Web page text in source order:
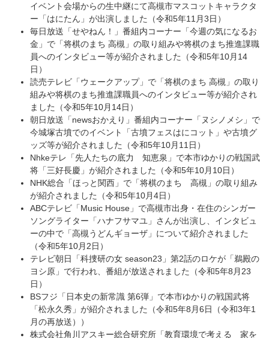
イベント会場からの生中継にて高槻市マスコットキャラクタ
ー「はにたん」が出演しました（令和5年11月3日）
毎日放送「せやねん！」番組内コーナー「今週の気になるお
金」で「将棋のまち 高槻」の取り組みや将棋のまち推進課職
員へのインタビュー等が紹介されました（令和5年10月14
日）
読売テレビ「ウェークアップ」で「将棋のまち 高槻」の取り
組みや将棋のまち推進課職員へのインタビュー等が紹介され
ました（令和5年10月14日）
朝日放送「newsおかえり」番組内コーナー「ヌシノメシ」で
今城塚古墳でのイベント「古墳フェスはにコット」や古墳グ
ッズ等が紹介されました（令和5年10月11日）
Nhkeテレ「先人たちの底力 知恵泉」で本市ゆかりの戦国武
将「三好長慶」が紹介されました（令和5年10月10日）
NHK総合「ほっと関西」で「将棋のまち 高槻」の取り組み
が紹介されました（令和5年10月4日）
ABCテレビ「Music House」で高槻市出身・在住のシンガー
ソングライター「ハナフサマユ」さんが出演し、インタビュ
ーの中で「高槻うどんギョーザ」について紹介されました
（令和5年10月2日）
テレビ朝日「科捜研の女 season23」第2話のロケが「鵜殿の
ヨシ原」で行われ、番組が放送されました（令和5年8月23
日）
BSフジ「日本史の新常識 第6弾」で本市ゆかりの戦国武将
「松永久秀」が紹介されました（令和5年8月6日（令和3年1
月の再放送））
株式会社角川アスキー総合研究所「教育環境で考える 家を